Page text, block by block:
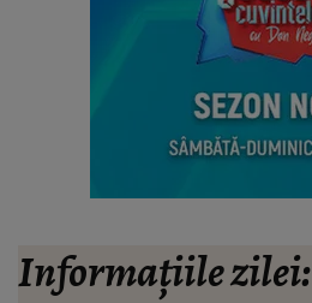
Informațiile zilei: